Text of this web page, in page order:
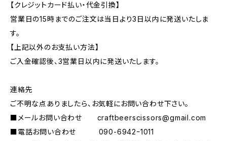
【クレジットカード払い・代金引換】
営業日の15時までのご注文は当日より3日以内に発送いたしま
す。
【上記以外のお支払い方法】
ご入金確認後、3営業日以内に発送いたします。
連絡先
ご不明な点ありましたら、お気軽にお問い合わせ下さい。
■メールお問い合わせ craftbeerscissors@gmail.com
■電話お問い合わせ 090-6942ｰ1011